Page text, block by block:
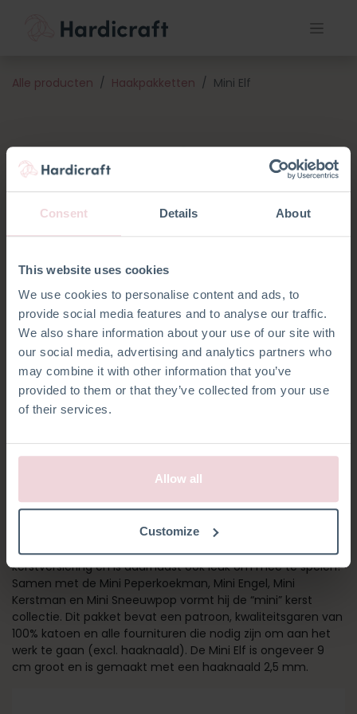
Consent Details About
This website uses cookies
We use cookies to personalise content and ads, to
provide social media features and to analyse our traffic.
We also share information about your use of our site with
our social media, advertising and analytics partners who
may combine it with other information that you’ve
provided to them or that they’ve collected from your use
of their services.
Allow all
Customize
Alle producten Haakpakketten Mini Elf
MINI ELF
Deze Mini Elf is een geweldige aanvulling op je
kerstversiering en is daarnaast ook leuk om mee te spelen!
Samen met de Mini Peperkoekman, Mini Engel, Mini
Kerstman en Mini Sneeuwpop vormt hij de “mini” kerst
collectie. Dit pakket bevat een patroon, kwaliteitsgaren van
100% katoen en alle fournituren die nodig zijn om aan het
werk te gaan (excl. haaknaald). De Mini Elf is ongeveer 9
cm groot en is gemaakt met een haaknaald 2,5 mm.